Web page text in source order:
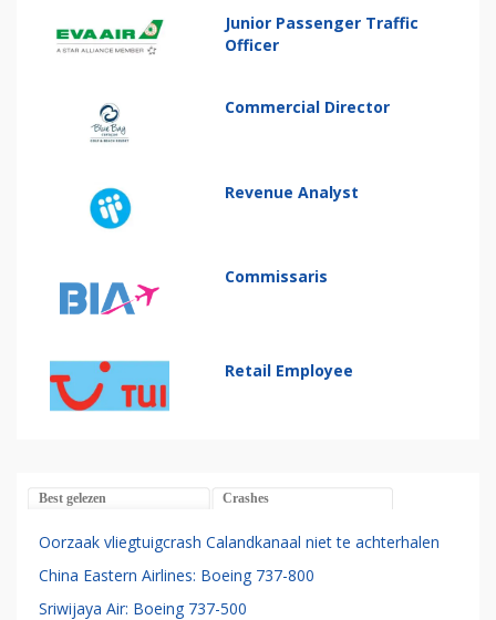
Junior Passenger Traffic
Officer
Commercial Director
Revenue Analyst
Commissaris
Retail Employee
Best gelezen Crashes
Oorzaak vliegtuigcrash Calandkanaal niet te achterhalen
China Eastern Airlines: Boeing 737-800
Sriwijaya Air: Boeing 737-500